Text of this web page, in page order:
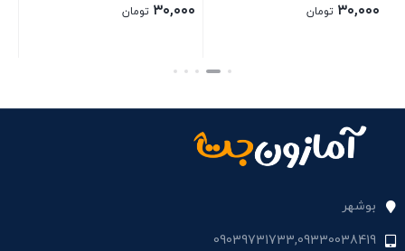
۳۰,۰۰۰ تومان ۳۰,۰۰۰ تومان
بستن
بوشهر
09039731733,09330038419